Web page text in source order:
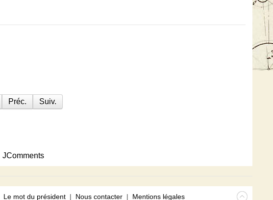
Préc. Suiv.
JComments
Le mot du président | Nous contacter | Mentions légales